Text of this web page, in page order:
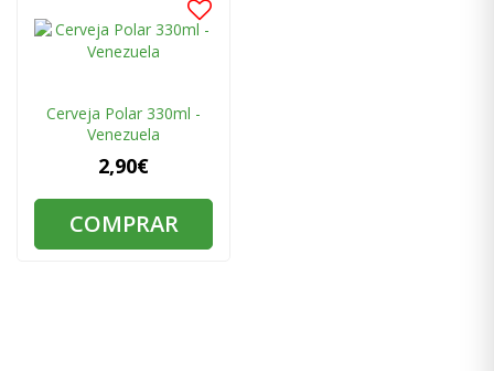
Cerveja Polar 330ml -
Venezuela
2,90€
COMPRAR